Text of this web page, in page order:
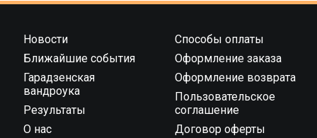
Новости
Ближайшие события
Гарадзенская
вандроука
Результаты
О нас
Способы оплаты
Оформление заказа
Оформление возврата
Пользовательское
соглашение
Договор оферты